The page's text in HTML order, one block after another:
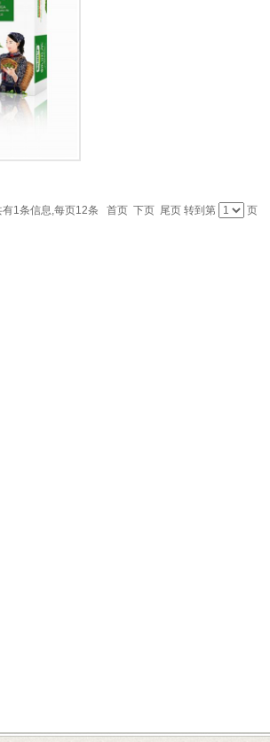
1条信息,每页12条 首页 下页 尾页转到第 页